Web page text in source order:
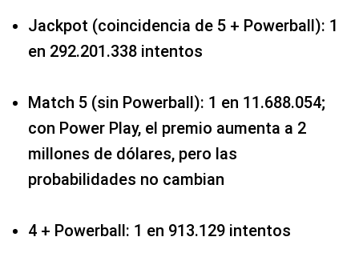
Jackpot (coincidencia de 5 + Powerball): 1
en 292.201.338 intentos
Match 5 (sin Powerball): 1 en 11.688.054;
con Power Play, el premio aumenta a 2
millones de dólares, pero las
probabilidades no cambian
4 + Powerball: 1 en 913.129 intentos